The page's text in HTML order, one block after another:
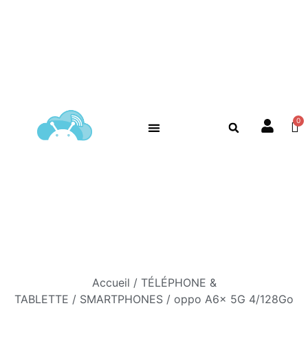
Accueil / TÉLÉPHONE &
TABLETTE / SMARTPHONES / oppo A6x 5G 4/128Go